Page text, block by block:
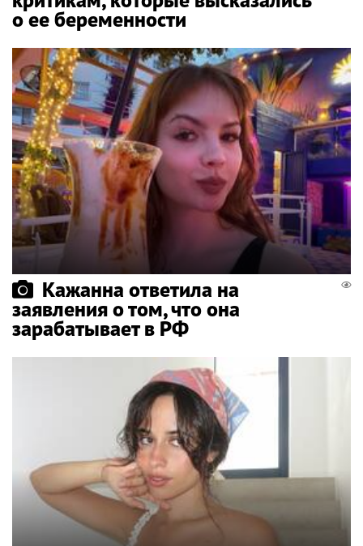
о ее беременности
Кажанна ответила на
заявления о том, что она
зарабатывает в РФ